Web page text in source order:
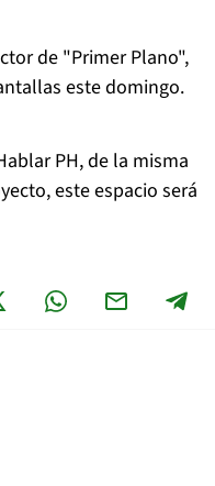
de "Primer Plano",
este domingo.
PH, de la misma
este espacio será